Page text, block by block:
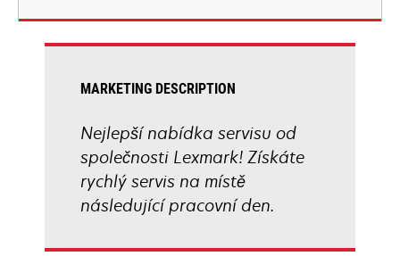
MARKETING DESCRIPTION
Nejlepší nabídka servisu od
společnosti Lexmark! Získáte
rychlý servis na místě
následující pracovní den.